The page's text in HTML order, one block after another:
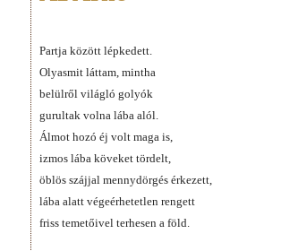
Partja között lépkedett.
Olyasmit láttam, mintha
belülről világló golyók
gurultak volna lába alól.
Álmot hozó éj volt maga is,
izmos lába köveket tördelt,
öblös szájjal mennydörgés érkezett,
lába alatt végeérhetetlen rengett
friss temetőivel terhesen a föld.